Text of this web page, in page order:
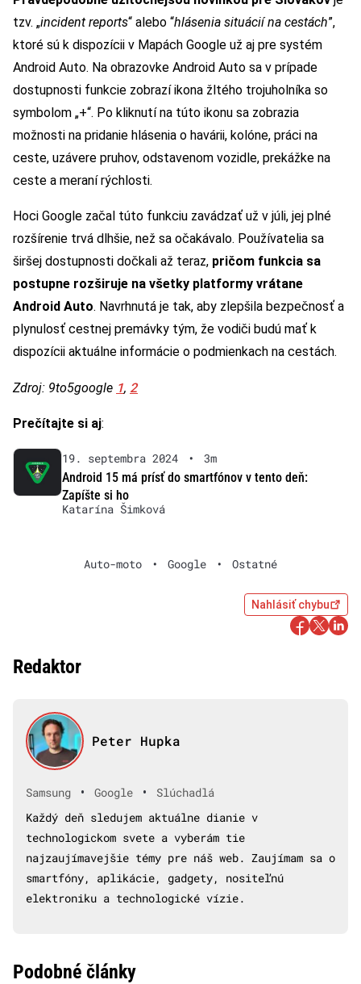
tzv. „incident reports“ alebo “hlásenia situácií na cestách”,
ktoré sú k dispozícii v Mapách Google už aj pre systém
Android Auto. Na obrazovke Android Auto sa v prípade
dostupnosti funkcie zobrazí ikona žltého trojuholníka so
symbolom „+“. Po kliknutí na túto ikonu sa zobrazia
možnosti na pridanie hlásenia o havárii, kolóne, práci na
ceste, uzávere pruhov, odstavenom vozidle, prekážke na
ceste a meraní rýchlosti.
Hoci Google začal túto funkciu zavádzať už v júli, jej plné
rozšírenie trvá dlhšie, než sa očakávalo. Používatelia sa
širšej dostupnosti dočkali až teraz, pričom funkcia sa
postupne rozširuje na všetky platformy vrátane
Android Auto. Navrhnutá je tak, aby zlepšila bezpečnosť a
plynulosť cestnej premávky tým, že vodiči budú mať k
dispozícii aktuálne informácie o podmienkach na cestách.
Zdroj: 9to5google 1, 2
Prečítajte si aj:
19. septembra 2024 •
3m
Android 15 má prísť do smartfónov v tento deň:
Zapíšte si ho
Katarína Šimková
Auto-moto • Google • Ostatné
Nahlásiť chybu
Redaktor
Peter Hupka
Samsung • Google •
Slúchadlá
Každý deň sledujem aktuálne dianie v
technologickom svete a vyberám tie
najzaujímavejšie témy pre náš web. Zaujímam sa o
smartfóny, aplikácie, gadgety, nositeľnú
elektroniku a technologické vízie.
Podobné články